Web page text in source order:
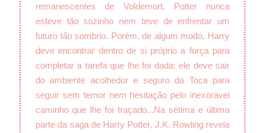
remanescentes de Voldemort. Potter nunca
esteve tão sozinho nem teve de enfrentar um
futuro tão sombrio. Porém, de algum modo, Harry
deve encontrar dentro de si próprio a força para
completar a tarefa que lhe foi dada: ele deve sair
do ambiente acolhedor e seguro da Toca para
seguir sem temor nem hesitação pelo inexorável
caminho que lhe foi traçado...Na sétima e última
parte da saga de Harry Potter, J.K. Rowling revela